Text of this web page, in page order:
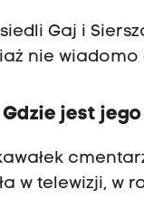
Gaj i
nie
jest jego
w telewizji, w